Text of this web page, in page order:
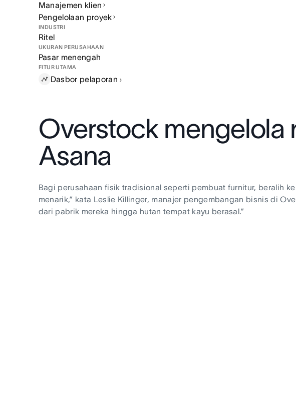
Manajemen klien
Pengelolaan proyek
INDUSTRI
Ritel
UKURAN PERUSAHAAN
Pasar menengah
FITUR UTAMA
Dasbor pelaporan
Overstock mengelola
Asana
Bagi perusahaan fisik tradisional seperti pembuat furnitur, beralih
menarik,” kata Leslie Killinger, manajer pengembangan bisnis di
dari pabrik mereka hingga hutan tempat kayu berasal.”